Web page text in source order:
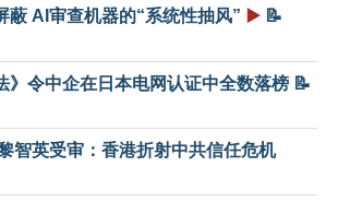
蔽 AI审查机器的“系统性抽风” ▶️ 📝
》令中企在日本电网认证中全数落榜 📝
智英受审：香港折射中共信任危机